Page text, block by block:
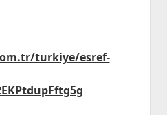
turkiye/esref-